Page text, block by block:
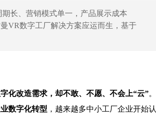
长、营销模式单一，产品展示成本
VR数字工厂解决方案应运而生，基于
化改造需求，却不敢、不愿、不会上“云”。
数字化转型 ，越来越多中小工厂企业开始认